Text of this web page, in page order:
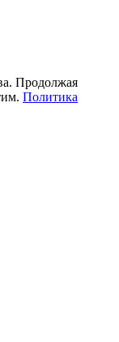
Продолжая
Политика